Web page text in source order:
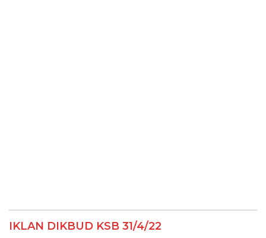
IKLAN DIKBUD KSB 31/4/22